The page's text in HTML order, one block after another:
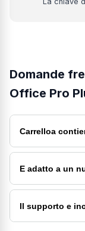
Domande
Office Pro
Carrelloa
Il pacchetto
Office secondo
E adatto a un
Si. I pacchetti
rapida.
Il supporto e